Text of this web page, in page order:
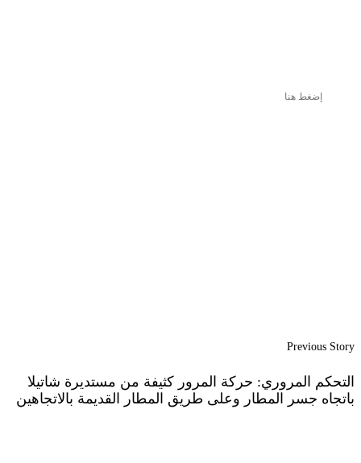
إضغط هنا
Previous Story
التحكم المروري: حركة المرور كثيفة من مستديرة شاتيلا
باتجاه جسر المطار وعلى طريق المطار القديمة بالاتجاهين